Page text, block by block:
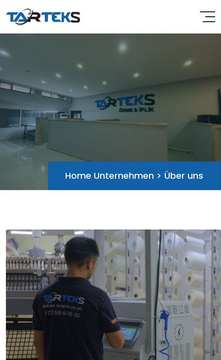
Home Unternehmen > Über uns